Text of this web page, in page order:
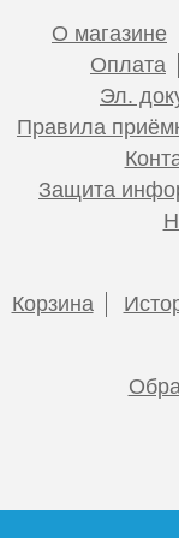
Лима , графит
Пенал напольный
Тумба напольная
комплекта Style
100 см, белая
Подробнее
О магазине
Оплата
Эл.
Правила
Защита
Корзина